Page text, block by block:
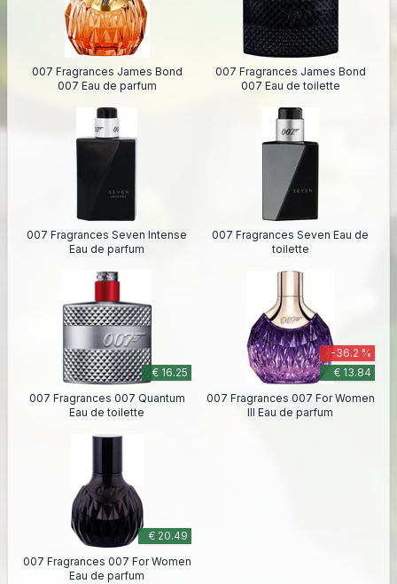
007 Fragrances James Bond
007 Eau de parfum
007 Fragrances James Bond
007 Eau de toilette
007 Fragrances Seven Intense
Eau de parfum
007 Fragrances Seven Eau de
toilette
€ 16.25
007 Fragrances 007 Quantum
Eau de toilette
-36.2 %
€ 13.84
007 Fragrances 007 For Women
III Eau de parfum
€ 20.49
007 Fragrances 007 For Women
Eau de parfum